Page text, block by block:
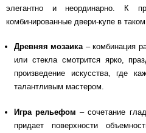
Схема работы
Акции и скидки
Портфолио
Видеоотзывы
элегантно и неординарно. К
комбинированные двери-купе в
Древняя мозаика– комбинация
или стекла смотрится ярко,
произведение искусства, где
талантливым мастером.
Игра рельефом– сочетание
придает поверхности